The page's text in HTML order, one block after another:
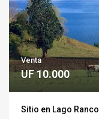
Venta
UF 10.000
Sitio en Lago Ranco